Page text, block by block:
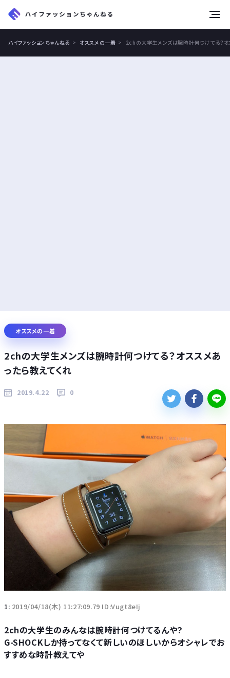
ハイファッションちゃんねる オススメの一着 2chの大学生メンズは腕時計何つけてる？オ
オススメの一着
2chの大学生メンズは腕時計何つけてる？オススメあ
ったら教えてくれ
2019.4.22 0
1: 2019/04/18(木) 11:27:09.79 ID:Vugt8eIj
2chの大学生のみんなは腕時計何つけてるんや？
G-SHOCKしか持ってなくて新しいのほしいからオシャレでお
すすめな時計教えてや